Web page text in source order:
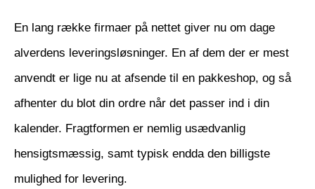
En lang række firmaer på nettet giver nu om dage
alverdens leveringsløsninger. En af dem der er mest
anvendt er lige nu at afsende til en pakkeshop, og så
afhenter du blot din ordre når det passer ind i din
kalender. Fragtformen er nemlig usædvanlig
hensigtsmæssig, samt typisk endda den billigste
mulighed for levering.